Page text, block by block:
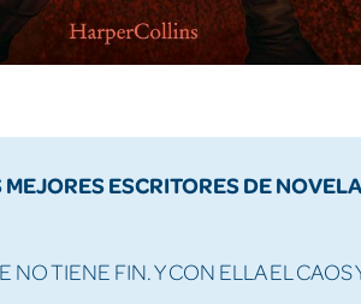
ESCRITORES DE
NO TIENE FIN. Y CON ELLA EL CAOS